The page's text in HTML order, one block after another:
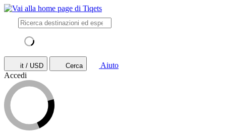
it / USD Cerca
Aiuto
Accedi